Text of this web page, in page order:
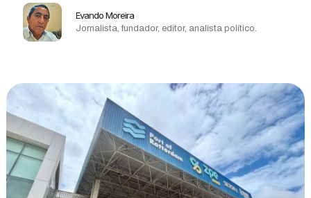
Evando Moreira
Jornalista, fundador, editor, analista político.